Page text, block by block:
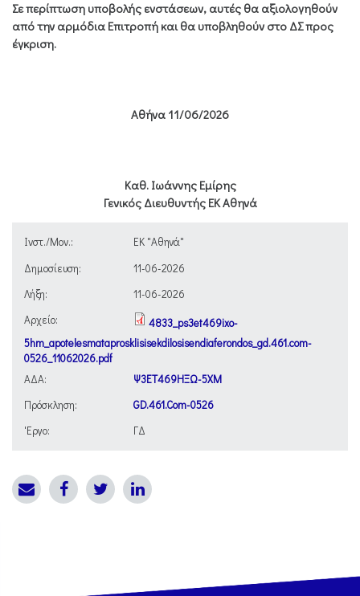
Σε περίπτωση υποβολής ενστάσεων, αυτές θα αξιολογηθούν
από την αρμόδια Επιτροπή και θα υποβληθούν στο ΔΣ προς
έγκριση.
Αθήνα 11/06/2026
Καθ. Ιωάννης Εμίρης
Γενικός Διευθυντής ΕΚ Αθηνά
Ινστ./Μον.:
ΕΚ "Αθηνά"
Δημοσίευση:
11-06-2026
Λήξη:
11-06-2026
Αρχείο:
4833_ps3et469ixo-
5hm_apotelesmataprosklisisekdilosisendiaferondos_gd.461.com-
0526_11062026.pdf
ΑΔΑ:
Ψ3ΕΤ469ΗΞΩ-5ΧΜ
Πρόσκληση:
GD.461.Com-0526
'Εργο:
ΓΔ